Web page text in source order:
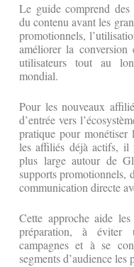
Le guide comprend des
du contenu avant les
promotionnels,
améliorer la conversion
utilisateurs tout au
mondial.
Pour les nouveaux
d’entrée vers
pratique pour monétiser
les affiliés déjà actifs, il
plus large autour de
supports promotionnels,
communication directe
Cette approche aide
préparation, à éviter
campagnes et à se
segments d’audience